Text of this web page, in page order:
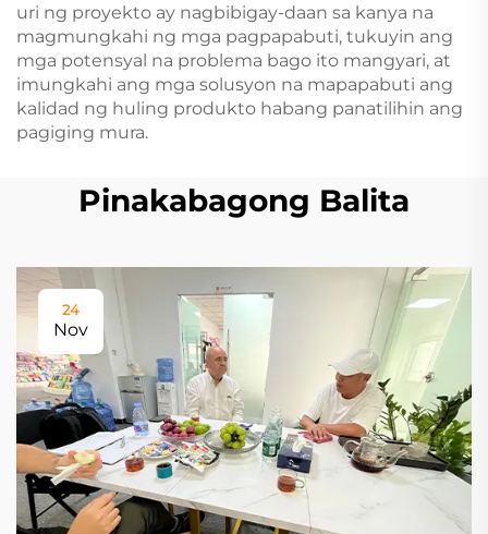
uri ng proyekto ay nagbibigay-daan sa kanya na
magmungkahi ng mga pagpapabuti, tukuyin ang
mga potensyal na problema bago ito mangyari, at
imungkahi ang mga solusyon na mapapabuti ang
kalidad ng huling produkto habang panatilihin ang
pagiging mura.
Pinakabagong Balita
24
Nov